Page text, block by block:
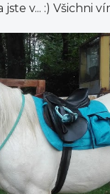
v... :) Všichni